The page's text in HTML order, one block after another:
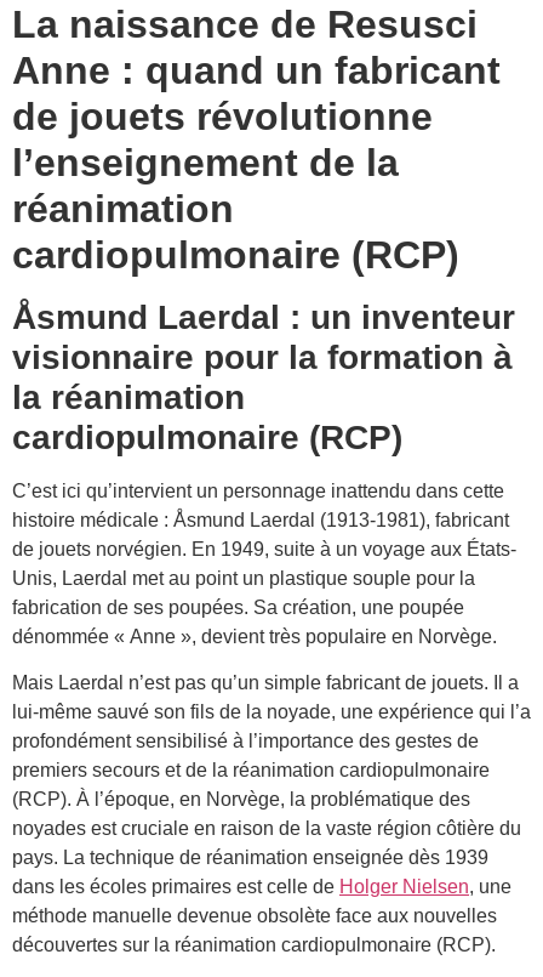
La naissance de Resusci
Anne : quand un fabricant
de jouets révolutionne
l’enseignement de la
réanimation
cardiopulmonaire (RCP)
Åsmund Laerdal : un inventeur
visionnaire pour la formation à
la réanimation
cardiopulmonaire (RCP)
C’est ici qu’intervient un personnage inattendu dans cette
histoire médicale : Åsmund Laerdal (1913-1981), fabricant
de jouets norvégien. En 1949, suite à un voyage aux États-
Unis, Laerdal met au point un plastique souple pour la
fabrication de ses poupées. Sa création, une poupée
dénommée « Anne », devient très populaire en Norvège.
Mais Laerdal n’est pas qu’un simple fabricant de jouets. Il a
lui-même sauvé son fils de la noyade, une expérience qui l’a
profondément sensibilisé à l’importance des gestes de
premiers secours et de la réanimation cardiopulmonaire
(RCP). À l’époque, en Norvège, la problématique des
noyades est cruciale en raison de la vaste région côtière du
pays. La technique de réanimation enseignée dès 1939
dans les écoles primaires est celle de Holger Nielsen, une
méthode manuelle devenue obsolète face aux nouvelles
découvertes sur la réanimation cardiopulmonaire (RCP).